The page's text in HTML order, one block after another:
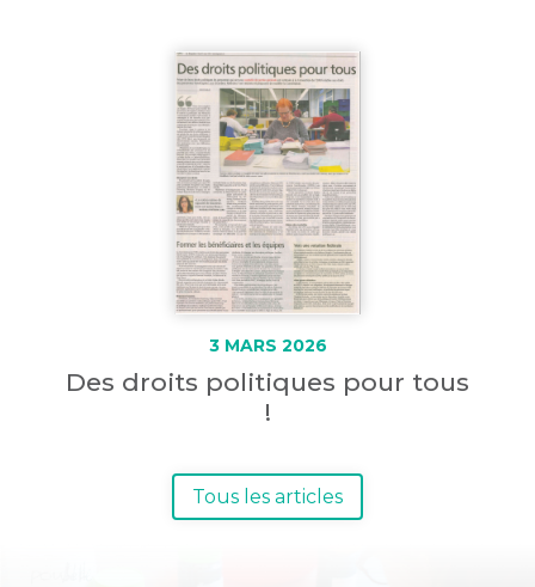
Des droits politiques pour tous
!
3 MARS 2026
Tous les articles